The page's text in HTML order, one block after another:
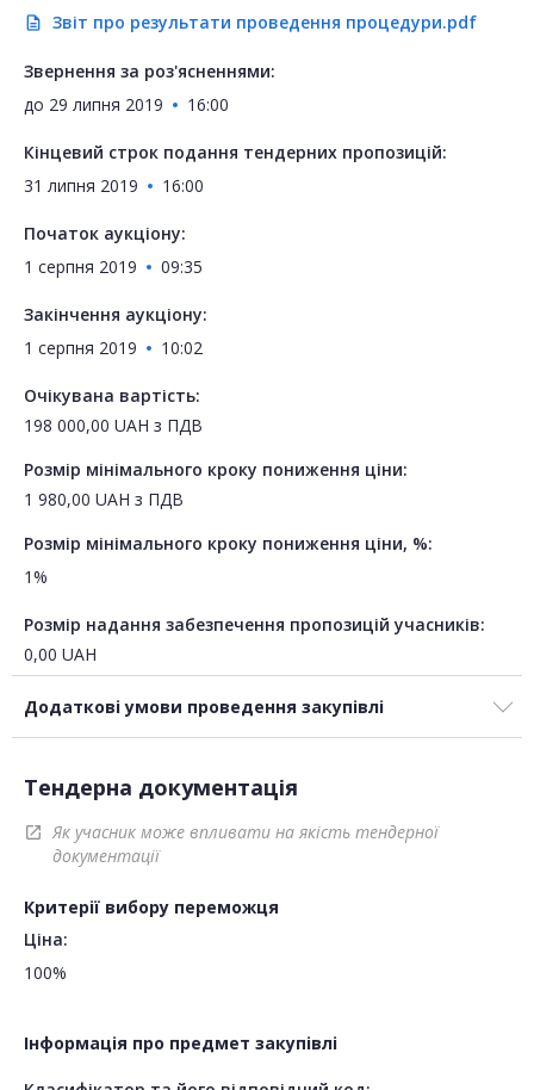
description Звіт про результати проведення процедури.pdf
Звернення за роз'ясненнями:
до 29 липня 2019 16:00
Кінцевий строк подання тендерних пропозицій:
31 липня 2019
16:00
Початок аукціону:
1 серпня 2019
09:35
Закінчення аукціону:
1 серпня 2019
10:02
Очікувана вартість:
198 000,00 UAH з ПДВ
Розмір мінімального кроку пониження ціни:
1 980,00 UAH з ПДВ
Розмір мінімального кроку пониження ціни, %:
1%
Розмір надання забезпечення пропозицій учасників:
0,00 UAH
Додаткові умови проведення закупівлі
Тендерна документація
open_in_new
Як учасник може впливати на якість тендерної
документації
Критерії вибору переможця
Ціна:
100%
Інформація про предмет закупівлі